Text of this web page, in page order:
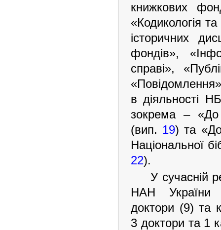
книжкових
«Кодикологія
історичних
фондів»,
справі»,
в діяльності
зокрема – «До
(вип. 19) та «До
Національної
22).
У сучасній
НАН України
доктори (9) та
3 доктори та 1